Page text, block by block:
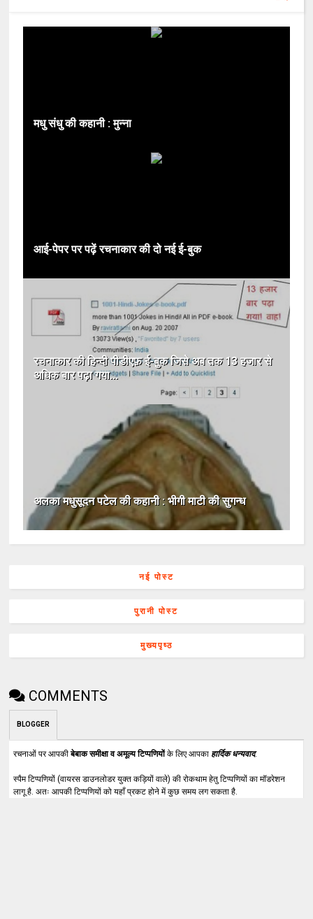
मधु संधु की कहानी : मुन्ना
आई-पेपर पर पढ़ें रचनाकार की दो नई ई-बुक
रचनाकार की हिन्दी पीडीएफ़ ई-बुक जिसे अब तक 13 हजार से
अधिक बार पढ़ा गया...
अलका मधुसूदन पटेल की कहानी : भीगी माटी की सुगन्ध
नई पोस्ट
पुरानी पोस्ट
मुख्यपृष्ठ
COMMENTS
BLOGGER
रचनाओं पर आपकीबेबाक समीक्षा व अमूल्य टिप्पणियोंके लिए आपका हार्दिक धन्यवाद.
स्पैम टिप्पणियों (वायरस डाउनलोडर युक्त कड़ियों वाले) की रोकथाम हेतु टिप्पणियों का मॉडरेशन
लागू है. अतः आपकी टिप्पणियों को यहाँ प्रकट होने में कुछ समय लग सकता है.